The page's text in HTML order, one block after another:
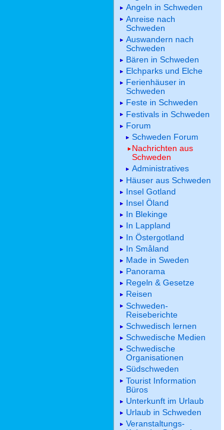
Angeln in Schweden
Anreise nach
Schweden
Auswandern nach
Schweden
Bären in Schweden
Elchparks und Elche
Ferienhäuser in
Schweden
Feste in Schweden
Festivals in Schweden
Forum
Schweden Forum
Nachrichten aus
Schweden
Administratives
Häuser aus Schweden
Insel Gotland
Insel Öland
In Blekinge
In Lappland
In Östergotland
In Småland
Made in Sweden
Panorama
Regeln & Gesetze
Reisen
Schweden-
Reiseberichte
Schwedisch lernen
Schwedische Medien
Schwedische
Organisationen
Südschweden
Tourist Information
Büros
Unterkunft im Urlaub
Urlaub in Schweden
Veranstaltungs-